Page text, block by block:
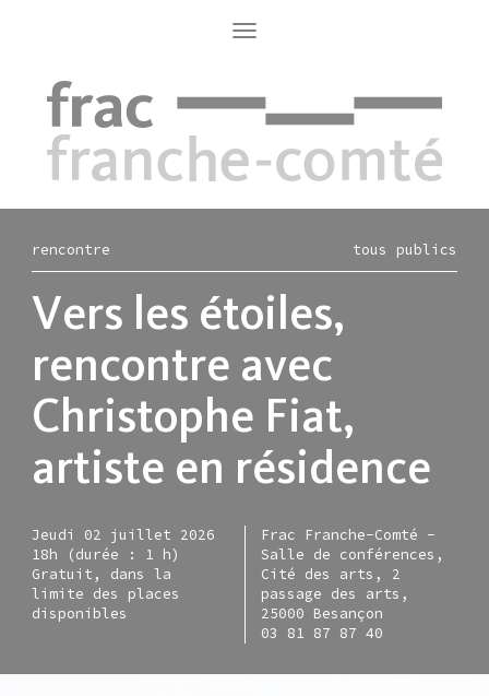
Toggle
navigation
rencontre tous publics
Vers les étoiles,
rencontre avec
Christophe Fiat,
artiste en résidence
Jeudi 02 juillet 2026
18h (durée : 1 h)
Gratuit, dans la
limite des places
disponibles
Frac Franche-Comté -
Salle de conférences,
Cité des arts, 2
passage des arts,
25000 Besançon
03 81 87 87 40